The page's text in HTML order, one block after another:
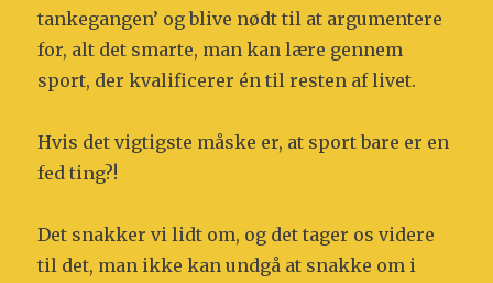
tankegangen’ og blive nødt til at argumentere
for, alt det smarte, man kan lære gennem
sport, der kvalificerer én til resten af livet.
Hvis det vigtigste måske er, at sport bare er en
fed ting?!
Det snakker vi lidt om, og det tager os videre
til det, man ikke kan undgå at snakke om i